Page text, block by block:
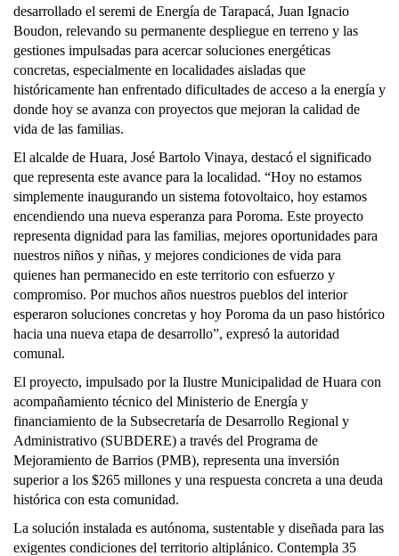
desarrollado el seremi de Energía de Tarapacá, Juan Ignacio
Boudon, relevando su permanente despliegue en terreno y las
gestiones impulsadas para acercar soluciones energéticas
concretas, especialmente en localidades aisladas que
históricamente han enfrentado dificultades de acceso a la energía y
donde hoy se avanza con proyectos que mejoran la calidad de
vida de las familias.
El alcalde de Huara, José Bartolo Vinaya, destacó el significado
que representa este avance para la localidad. “Hoy no estamos
simplemente inaugurando un sistema fotovoltaico, hoy estamos
encendiendo una nueva esperanza para Poroma. Este proyecto
representa dignidad para las familias, mejores oportunidades para
nuestros niños y niñas, y mejores condiciones de vida para
quienes han permanecido en este territorio con esfuerzo y
compromiso. Por muchos años nuestros pueblos del interior
esperaron soluciones concretas y hoy Poroma da un paso histórico
hacia una nueva etapa de desarrollo”, expresó la autoridad
comunal.
El proyecto, impulsado por la Ilustre Municipalidad de Huara con
acompañamiento técnico del Ministerio de Energía y
financiamiento de la Subsecretaría de Desarrollo Regional y
Administrativo (SUBDERE) a través del Programa de
Mejoramiento de Barrios (PMB), representa una inversión
superior a los $265 millones y una respuesta concreta a una deuda
histórica con esta comunidad.
La solución instalada es autónoma, sustentable y diseñada para las
exigentes condiciones del territorio altiplánico. Contempla 35